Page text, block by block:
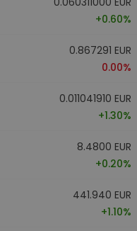
+0.60%
0.867291 EUR
0.00%
0.011041910 EUR
+1.30%
8.4800 EUR
+0.20%
441.940 EUR
+1.10%